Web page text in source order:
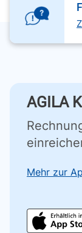
AGILA
Mehr zur